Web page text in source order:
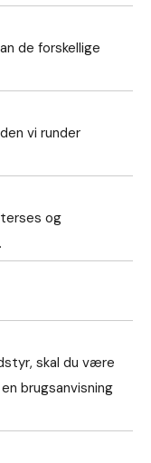
de forskellige
vi runder
og
skal du være
brugsanvisning